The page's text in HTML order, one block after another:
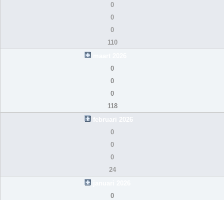
0
0
0
110
0
0
0
118
februari 2026
0
0
0
24
0